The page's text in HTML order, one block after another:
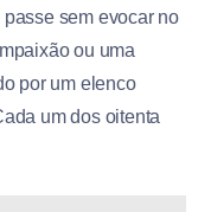
sem evocar no
ou uma
por um elenco
um dos oitenta